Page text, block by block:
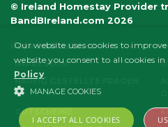
© Ireland Homestay Provider
BandBIreland.com 2026
ÜBER B&B IRELAND
IMPRESSUM
HÄUFIG GESTELLTE FRAGEN
GUTSCHEINE
Our website uses cookies to
website you consent to all cookies
Policy.
MANAGE COOKIES
I ACCEPT ALL COOKIES